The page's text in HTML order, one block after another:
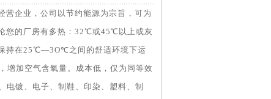
营企业，公司以节约能源为宗旨，可为
您的厂房有多热：32℃或45℃以上或灰
持在25℃—3O℃之间的舒适环境下运
增加空气含氧量。成本低，仅为同等效
电镀、电子、制鞋、印染、塑料、制